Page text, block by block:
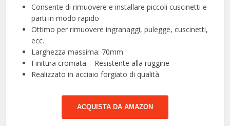
Consente di rimuovere e installare piccoli cuscinetti e
parti in modo rapido
Ottimo per rimuovere ingranaggi, pulegge, cuscinetti,
ecc.
Larghezza massima: 70mm
Finitura cromata – Resistente alla ruggine
Realizzato in acciaio forgiato di qualità
ACQUISTA DA AMAZON